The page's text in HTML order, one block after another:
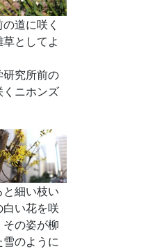
道に咲く
としてよ
究所前の
くニホンズ
細い枝い
白い花を咲
の姿が柳
のように